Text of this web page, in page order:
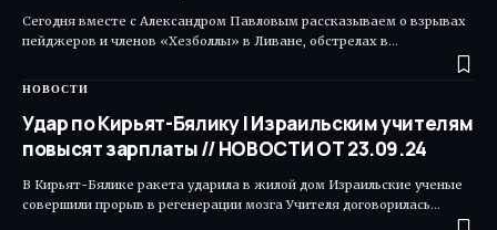
Сегодня вместе с Александром Павловым рассказываем о взрывах
пейджеров и членов «Хезболлы» в Ливане, обстрелах в…
НОВОСТИ
Удар по Кирьят-Бялику | Израильским учителям
повысят зарплаты // НОВОСТИ ОТ 23.09.24
В Кирьят-Бялике ракета ударила в жилой дом Израильские ученые
совершили прорыв в регенерации мозга Учителя договорилась…